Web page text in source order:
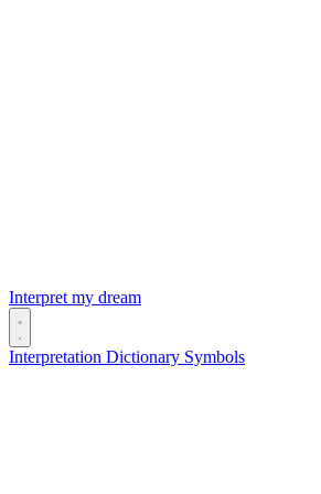
Interpret my dream
Interpretation Dictionary Symbols